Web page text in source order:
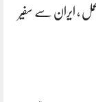
، ایران سے سفیر